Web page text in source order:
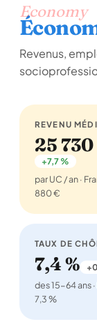
Economy
Revenus,
REVENU
25
+7,7 %
par UC / an ·
880 €
TAUX DE
7,4 %
des 15-64 ans
7,3 %